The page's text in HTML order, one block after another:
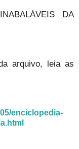
DA
arquivo, leia as
enciclopedia-